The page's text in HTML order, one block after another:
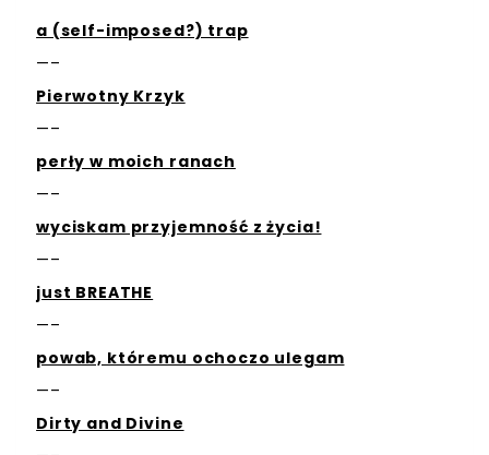
a (self-imposed?) trap
—–
Pierwotny Krzyk
—–
perły w moich ranach
—–
wyciskam przyjemność z życia!
—–
just BREATHE
—–
powab, któremu ochoczo ulegam
—–
Dirty and Divine